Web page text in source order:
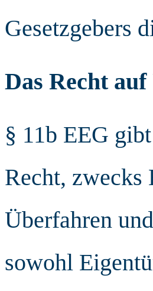
Gesetzgebers
Das Recht
§ 11b EEG
Recht, zwecks
Überfahren
sowohl